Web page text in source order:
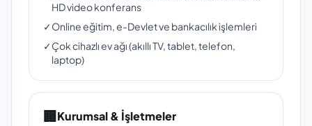
HD video konferans
✓Online eğitim, e-Devlet ve bankacılık işlemleri
✓Çok cihazlı ev ağı (akıllı TV, tablet, telefon,
laptop)
🏢Kurumsal & İşletmeler